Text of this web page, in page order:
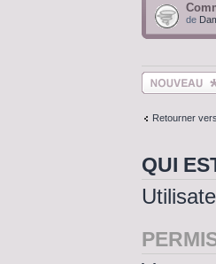
de
Ecrire un nouveau
sujet
Retourner
QUI